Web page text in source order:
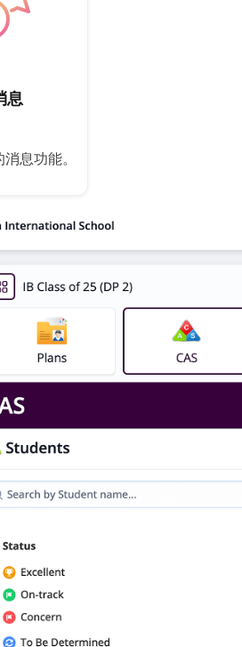
息
息功能。